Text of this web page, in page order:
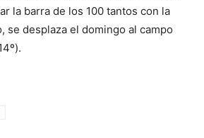
la barra de los 100 tantos con la
se desplaza el domingo al campo